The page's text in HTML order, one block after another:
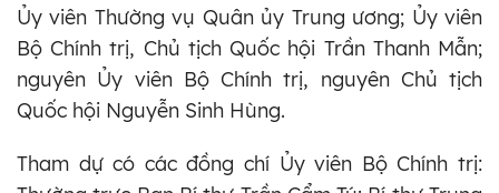
Ủy viên Thường vụ Quân ủy Trung ương; Ủy viên
Bộ Chính trị, Chủ tịch Quốc hội Trần Thanh Mẫn;
nguyên Ủy viên Bộ Chính trị, nguyên Chủ tịch
Quốc hội Nguyễn Sinh Hùng.
Tham dự có các đồng chí Ủy viên Bộ Chính trị: